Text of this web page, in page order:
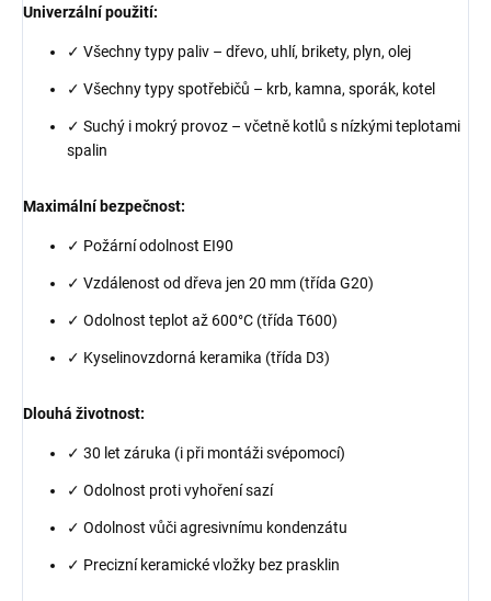
Univerzální použití:
✓ Všechny typy paliv – dřevo, uhlí, brikety, plyn, olej
✓ Všechny typy spotřebičů – krb, kamna, sporák, kotel
✓ Suchý i mokrý provoz – včetně kotlů s nízkými teplotami
spalin
Maximální bezpečnost:
✓ Požární odolnost EI90
✓ Vzdálenost od dřeva jen 20 mm (třída G20)
✓ Odolnost teplot až 600°C (třída T600)
✓ Kyselinovzdorná keramika (třída D3)
Dlouhá životnost:
✓ 30 let záruka (i při montáži svépomocí)
✓ Odolnost proti vyhoření sazí
✓ Odolnost vůči agresivnímu kondenzátu
✓ Precizní keramické vložky bez prasklin